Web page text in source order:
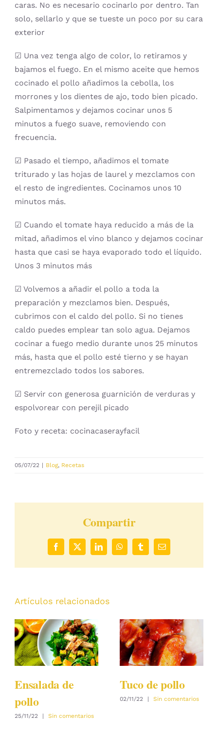
caras. No es necesario cocinarlo por dentro. Tan
solo, sellarlo y que se tueste un poco por su cara
exterior
☑ Una vez tenga algo de color, lo retiramos y
bajamos el fuego. En el mismo aceite que hemos
cocinado el pollo añadimos la cebolla, los
morrones y los dientes de ajo, todo bien picado.
Salpimentamos y dejamos cocinar unos 5
minutos a fuego suave, removiendo con
frecuencia.
☑ Pasado el tiempo, añadimos el tomate
triturado y las hojas de laurel y mezclamos con
el resto de ingredientes. Cocinamos unos 10
minutos más.
☑ Cuando el tomate haya reducido a más de la
mitad, añadimos el vino blanco y dejamos cocinar
hasta que casi se haya evaporado todo el líquido.
Unos 3 minutos más
☑ Volvemos a añadir el pollo a toda la
preparación y mezclamos bien. Después,
cubrimos con el caldo del pollo. Si no tienes
caldo puedes emplear tan solo agua. Dejamos
cocinar a fuego medio durante unos 25 minutos
más, hasta que el pollo esté tierno y se hayan
entremezclado todos los sabores.
☑ Servir con generosa guarnición de verduras y
espolvorear con perejil picado
Foto y receta: cocinacaserayfacil
05/07/22 | Blog, Recetas
Compartir
Facebook
X LinkedInWhatsAppTumblrCorreo
electrónico
Artículos relacionados
Ensalada de
pollo
25/11/22 | Sin comentarios
Tuco de pollo
02/11/22 | Sin comentarios